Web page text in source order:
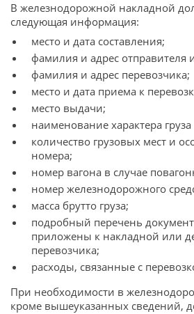
В железнодорожной накладной
следующая информация:
место и дата составления;
фамилия и адрес отправителя
фамилия и адрес перевозчика;
место и дата приема к
место выдачи;
наименование характера
количество грузовых мест и
номера;
номер вагона в случае
номер железнодорожного
масса брутто груза;
подробный перечень
приложены к накладной или
перевозчика;
расходы, связанные с
При необходимости в
кроме вышеуказанных сведений,